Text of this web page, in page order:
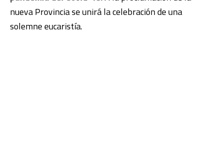
nueva Provincia se unirá la celebración de una
solemne eucaristía.